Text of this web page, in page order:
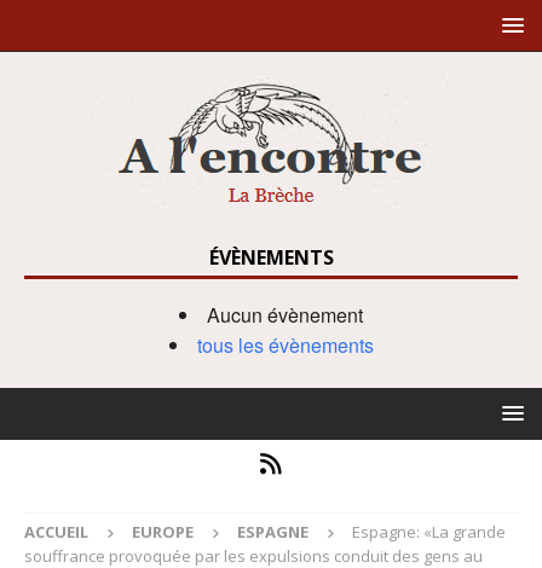
ÉVÈNEMENTS
Aucun évènement
tous les évènements
ACCUEIL EUROPE ESPAGNE
Espagne: «La grande
souffrance provoquée par les expulsions conduit des gens au